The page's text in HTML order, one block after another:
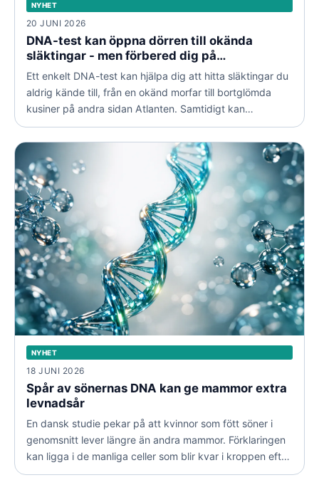
NYHET
20 JUNI 2026
DNA-test kan öppna dörren till okända
släktingar - men förbered dig på
överraskningar
Ett enkelt DNA-test kan hjälpa dig att hitta släktingar du
aldrig kände till, från en okänd morfar till bortglömda
kusiner på andra sidan Atlanten. Samtidigt kan
resultaten avslöja sanningar som vänder upp och ner på
familjebilden.
NYHET
18 JUNI 2026
Spår av sönernas DNA kan ge mammor extra
levnadsår
En dansk studie pekar på att kvinnor som fött söner i
genomsnitt lever längre än andra mammor. Förklaringen
kan ligga i de manliga celler som blir kvar i kroppen efter
graviditeten.